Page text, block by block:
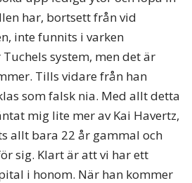
har, bortsett från vid
inte funnits i varken
system, men det är
Tills vidare från han
som falsk nia. Med allt detta
mig lite mer av Kai Havertz,
allt bara 22 år gammal och
sig. Klart är att vi har ett
i honom. När han kommer